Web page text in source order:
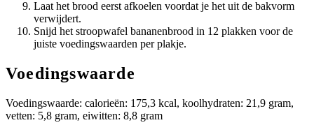
Laat het brood eerst afkoelen voordat je het uit de bakvorm
verwijdert.
Snijd het stroopwafel bananenbrood in 12 plakken voor de
juiste voedingswaarden per plakje.
Voedingswaarde
Voedingswaarde: calorieën: 175,3 kcal, koolhydraten: 21,9 gram,
vetten: 5,8 gram, eiwitten: 8,8 gram